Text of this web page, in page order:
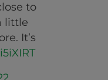
to
little
It’s